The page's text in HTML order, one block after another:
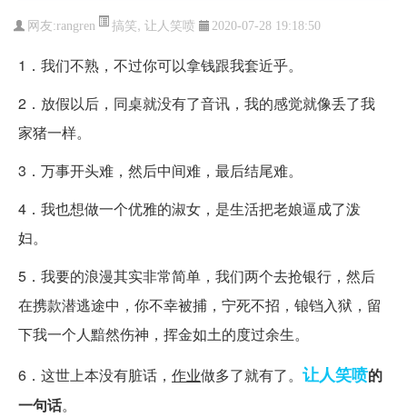
网友:rangren 搞笑, 让人笑喷 2020-07-28 19:18:50
1．我们不熟，不过你可以拿钱跟我套近乎。
2．放假以后，同桌就没有了音讯，我的感觉就像丢了我
家猪一样。
3．万事开头难，然后中间难，最后结尾难。
4．我也想做一个优雅的淑女，是生活把老娘逼成了泼
妇。
5．我要的浪漫其实非常简单，我们两个去抢银行，然后
在携款潜逃途中，你不幸被捕，宁死不招，锒铛入狱，留
下我一个人黯然伤神，挥金如土的度过余生。
6．这世上本没有脏话， 作业做多了就有了。 让人笑喷的
一句话。